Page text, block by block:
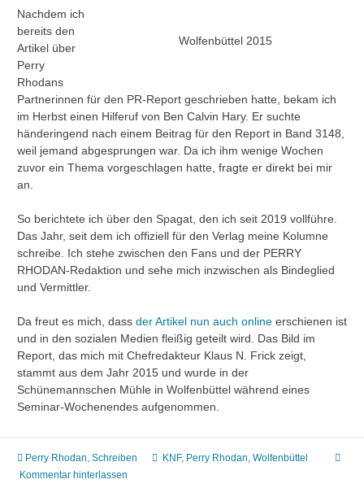
Wolfenbüttel 2015
Nachdem ich
bereits den
Artikel über
Perry
Rhodans
Partnerinnen für den PR-Report geschrieben hatte, bekam ich
im Herbst einen Hilferuf von Ben Calvin Hary. Er suchte
händeringend nach einem Beitrag für den Report in Band 3148,
weil jemand abgesprungen war. Da ich ihm wenige Wochen
zuvor ein Thema vorgeschlagen hatte, fragte er direkt bei mir
an.
So berichtete ich über den Spagat, den ich seit 2019 vollführe.
Das Jahr, seit dem ich offiziell für den Verlag meine Kolumne
schreibe. Ich stehe zwischen den Fans und der PERRY
RHODAN-Redaktion und sehe mich inzwischen als Bindeglied
und Vermittler.
Da freut es mich, dass der Artikel nun auch online erschienen ist
und in den sozialen Medien fleißig geteilt wird. Das Bild im
Report, das mich mit Chefredakteur Klaus N. Frick zeigt,
stammt aus dem Jahr 2015 und wurde in der
Schünemannschen Mühle in Wolfenbüttel während eines
Seminar-Wochenendes aufgenommen.
Perry Rhodan, Schreiben KNF, Perry Rhodan, Wolfenbüttel
Kommentar hinterlassen